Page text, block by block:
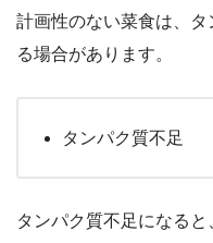
計画性のない菜食は、
る場合があります。
タンパク質不足
タンパク質不足になる